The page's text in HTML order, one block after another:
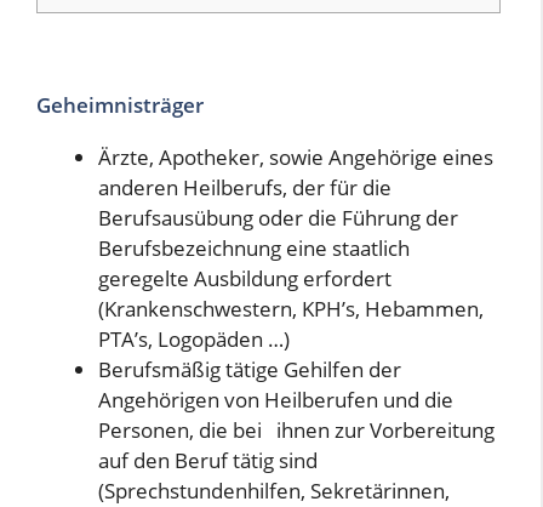
Geheimnisträger
Ärzte, Apotheker, sowie Angehörige eines
anderen Heilberufs, der für die
Berufsausübung oder die Führung der
Berufsbezeichnung eine staatlich
geregelte Ausbildung erfordert
(Krankenschwestern, KPH’s, Hebammen,
PTA’s, Logopäden …)
Berufsmäßig tätige Gehilfen der
Angehörigen von Heilberufen und die
Personen, die bei ihnen zur Vorbereitung
auf den Beruf tätig sind
(Sprechstundenhilfen, Sekretärinnen,